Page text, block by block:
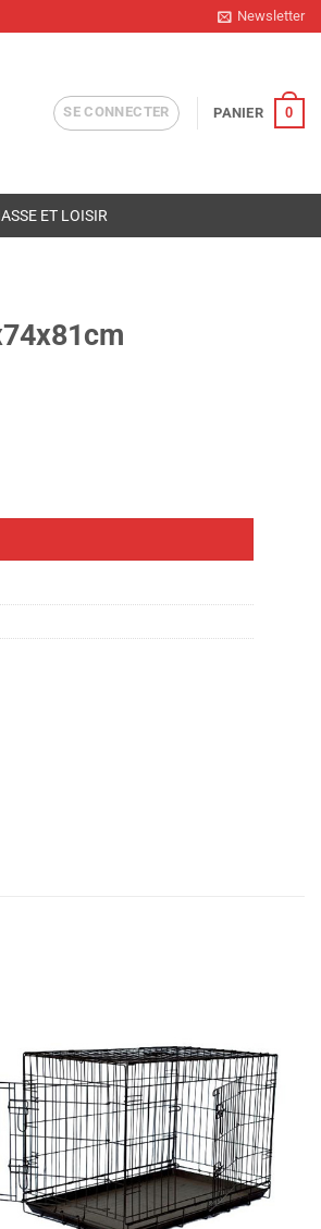
Newsletter
SE CONNECTER PANIER 0
ET LOISIR
de
souhaits